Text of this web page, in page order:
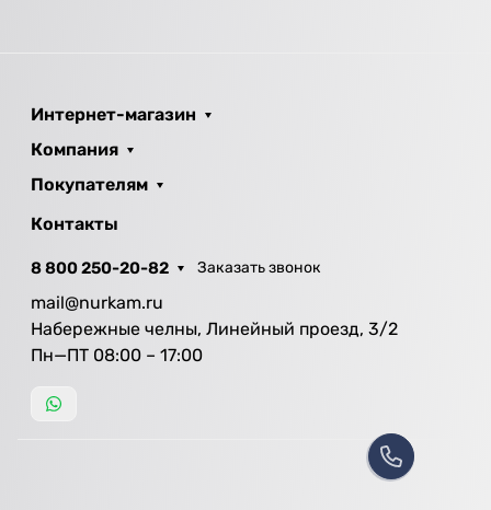
Интернет-магазин
Компания
Покупателям
Контакты
8 800 250-20-82 Заказать звонок
mail@nurkam.ru
Набережные челны, Линейный проезд, 3/2
Пн—ПТ 08:00 – 17:00